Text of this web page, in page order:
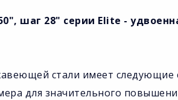
шаг 28" серии Elite -
стали имеет
для значительного